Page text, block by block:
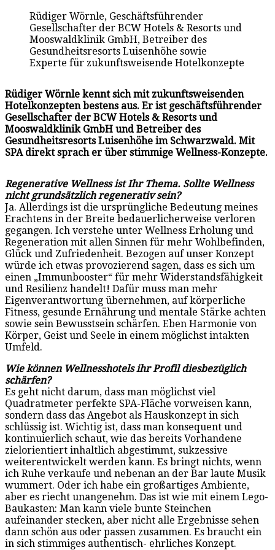
Rüdiger Wörnle, Geschäftsführender
Gesellschafter der BCW Hotels & Resorts und
Mooswaldklinik GmbH, Betreiber des
Gesundheitsresorts Luisenhöhe sowie
Experte für zukunftsweisende Hotelkonzepte
Rüdiger Wörnle kennt sich mit zukunftsweisenden
Hotelkonzepten bestens aus. Er ist geschäftsführender
Gesellschafter der BCW Hotels & Resorts und
Mooswaldklinik GmbH und Betreiber des
Gesundheitsresorts Luisenhöhe im Schwarzwald. Mit
SPA direkt sprach er über stimmige Wellness-Konzepte.
Regenerative Wellness ist Ihr Thema. Sollte Wellness
nicht grundsätzlich regenerativ sein?
Ja. Allerdings ist die ursprüngliche Bedeutung meines
Erachtens in der Breite bedauerlicherweise verloren
gegangen. Ich verstehe unter Wellness Erholung und
Regeneration mit allen Sinnen für mehr Wohlbefinden,
Glück und Zufriedenheit. Bezogen auf unser Konzept
würde ich etwas provozierend sagen, dass es sich um
einen „Immunbooster“ für mehr Widerstandsfähigkeit
und Resilienz handelt! Dafür muss man mehr
Eigenverantwortung übernehmen, auf körperliche
Fitness, gesunde Ernährung und mentale Stärke achten
sowie sein Bewusstsein schärfen. Eben Harmonie von
Körper, Geist und Seele in einem möglichst intakten
Umfeld.
Wie können Wellnesshotels ihr Profil diesbezüglich
schärfen?
Es geht nicht darum, dass man möglichst viel
Quadratmeter perfekte SPA-Fläche vorweisen kann,
sondern dass das Angebot als Hauskonzept in sich
schlüssig ist. Wichtig ist, dass man konsequent und
kontinuierlich schaut, wie das bereits Vorhandene
zielorientiert inhaltlich abgestimmt, sukzessive
weiterentwickelt werden kann. Es bringt nichts, wenn
ich Ruhe verkaufe und nebenan an der Bar laute Musik
wummert. Oder ich habe ein großartiges Ambiente,
aber es riecht unangenehm. Das ist wie mit einem Lego-
Baukasten: Man kann viele bunte Steinchen
aufeinander stecken, aber nicht alle Ergebnisse sehen
dann schön aus oder passen zusammen. Es braucht ein
in sich stimmiges authentisch- ehrliches Konzept.